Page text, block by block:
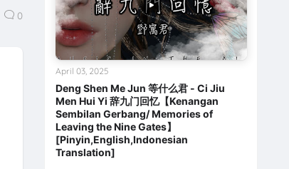
0
Deng Shen Me Jun 等什么君 - Ci Jiu
Men Hui Yi 辞九门回忆【Kenangan
Sembilan Gerbang/ Memories of
Leaving the Nine Gates】
[Pinyin,English,Indonesian
Translation]
April 03, 2025